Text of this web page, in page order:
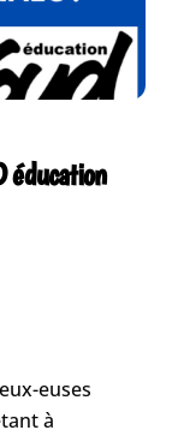
éducation
euses
à